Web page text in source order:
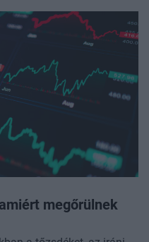
nap alatt 15
megőrülnek